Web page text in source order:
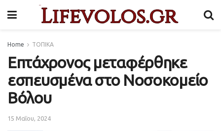
Home ΤΟΠΙΚΑ
Επτάχρονος μεταφέρθηκε
εσπευσμένα στο Νοσοκομείο
Βόλου
15 Μαΐου, 2024